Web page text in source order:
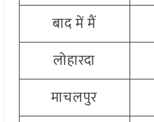
बाद में मैं
लोहारदा
माचलपुर